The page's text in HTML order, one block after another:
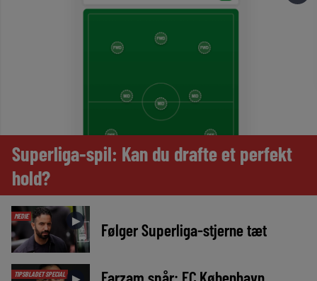
Superliga-spil: Kan du drafte et perfekt
hold?
MEDIE ► Følger Superliga-stjerne tæt
TIPSBLADET SPECIAL